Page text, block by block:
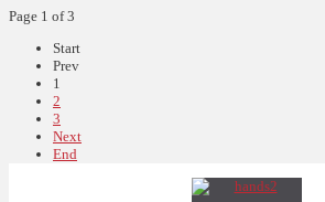
Page 1 of 3
Start
Prev
1
2
3
Next
End